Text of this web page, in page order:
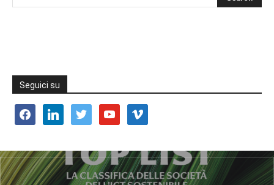
Seguici su
facebooklinkedin twitter youtube vimeo